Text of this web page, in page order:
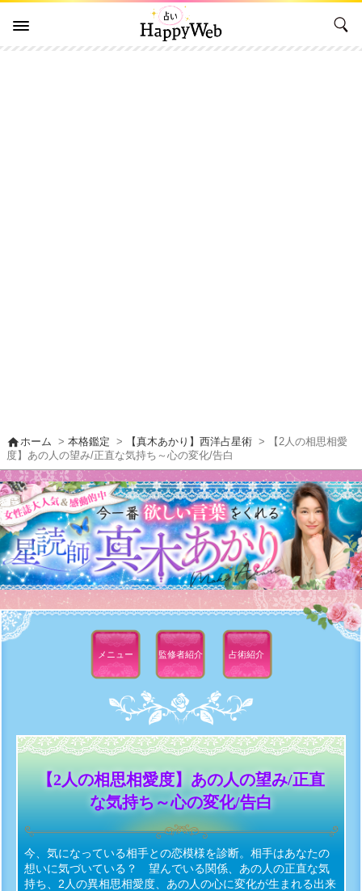
homeホーム >本格鑑定 > 【真木あかり】西洋占星術 > 【2人の相思相愛
度】あの人の望み/正直な気持ち～心の変化/告白
メニュー 監修者紹介 占術紹介
【2人の相思相愛度】あの人の望み/正直
な気持ち～心の変化/告白
今、気になっている相手との恋模様を診断。相手はあなたの
想いに気づいている？ 望んでいる関係、あの人の正直な気
持ち、2人の異相思相愛度、あの人の心に変化が生まれる出来